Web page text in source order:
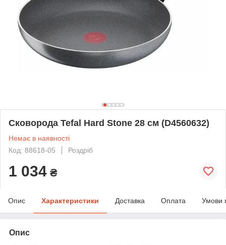
Сковорода Tefal Hard Stone 28 см (D4560632)
Немає в наявності
Код: 88618-05
Роздріб
1 034 ₴
Опис Характеристики Доставка Оплата Умови
Опис